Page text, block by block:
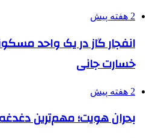
2 هفته پیش
انفجار گاز در یک واحد
خسارت جانی
2 هفته پیش
بحران هویت؛ مهم‌ترین